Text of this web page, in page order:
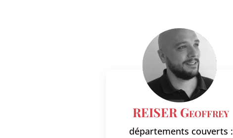
REISER Geoffrey
départements couverts :